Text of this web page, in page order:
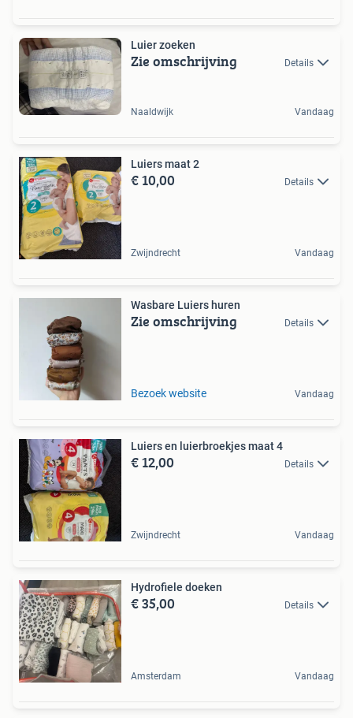
Luier zoeken
Zie omschrijving Details
Naaldwijk Vandaag
Luiers maat 2
€ 10,00 Details
Zwijndrecht Vandaag
Wasbare Luiers huren
Zie omschrijving Details
Bezoek website Vandaag
Luiers en luierbroekjes maat 4
€ 12,00 Details
Zwijndrecht Vandaag
Hydrofiele doeken
€ 35,00 Details
Amsterdam Vandaag